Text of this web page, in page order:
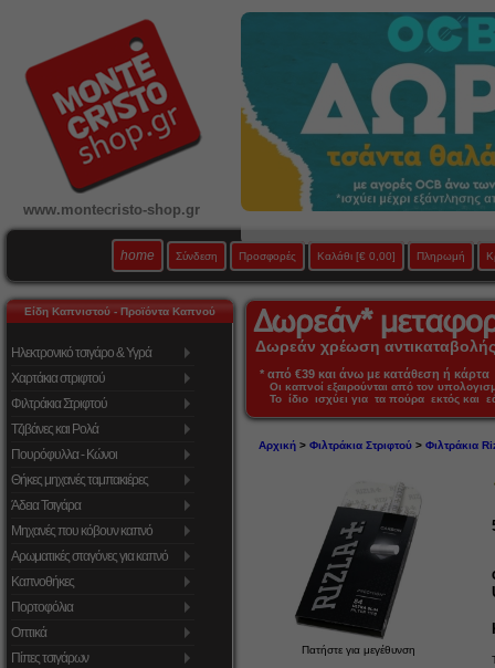
www.montecristo-shop.gr
home Σύνδεση Προσφορές Καλάθι [€ 0,00] Πληρωμή
Είδη Καπνιστού - Προϊόντα Καπνού
Ηλεκτρονικό τσιγάρο & Υγρά
Χαρτάκια στριφτού
Φιλτράκια Στριφτού
Τζιβάνες και Ρολά
Πουρόφυλλα - Κώνοι
Θήκες μηχανές ταμπακιέρες
Άδεια Τσιγάρα
Μηχανές που κόβουν καπνό
Αρωματικές σταγόνες για καπνό
Καπνοθήκες
Πορτοφόλια
Οπτικά
Πίπες τσιγάρων
Δωρεάν χρέωση
* από €39 και άνω με κατάθεση ή
Οι καπνοί εξαιρούνται από τον
Το ίδιο ισχύει για τα πούρα εκτός και
Αρχική> Φιλτράκια Στριφτού> Φιλτράκια
Πατήστε για μεγέθυνση